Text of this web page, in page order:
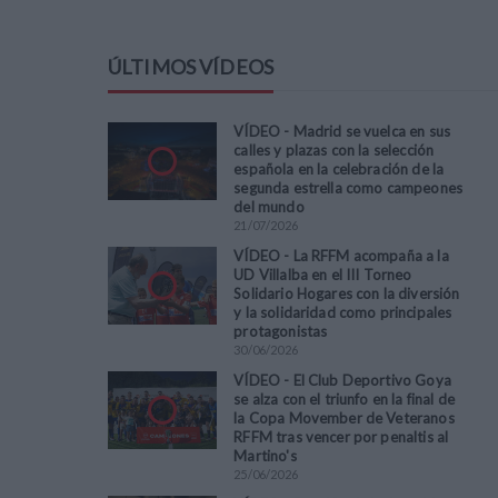
ÚLTIMOS VÍDEOS
VÍDEO - Madrid se vuelca en sus
calles y plazas con la selección
española en la celebración de la
segunda estrella como campeones
del mundo
21 /07/2026
VÍDEO - La RFFM acompaña a la
UD Villalba en el III Torneo
Solidario Hogares con la diversión
y la solidaridad como principales
protagonistas
30/06/2026
VÍDEO - El Club Deportivo Goya
se alza con el triunfo en la final de
la Copa Movember de Veteranos
RFFM tras vencer por penaltis al
Martino's
25/06/2026